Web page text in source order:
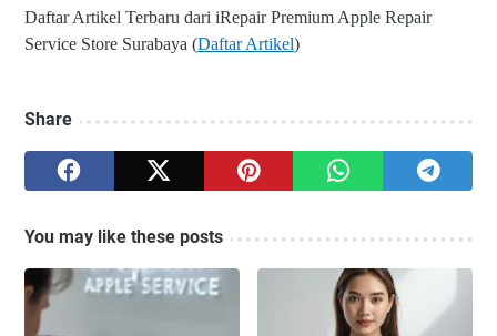
Daftar Artikel Terbaru dari iRepair Premium Apple Repair
Service Store Surabaya (Daftar Artikel)
Share
You may like these posts